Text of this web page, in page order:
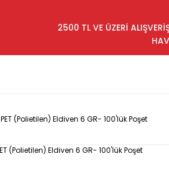
2500 TL VE ÜZERİ
PET (Polietilen) Eldiven 6 GR- 100'lük Poşet